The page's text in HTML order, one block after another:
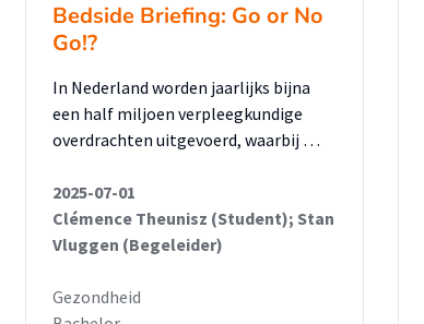
Bedside Briefing: Go or No
Go!?
In Nederland worden jaarlijks bijna
een half miljoen verpleegkundige
overdrachten uitgevoerd, waarbij …
2025-07-01
Clémence Theunisz (Student); Stan
Vluggen (Begeleider)
Gezondheid